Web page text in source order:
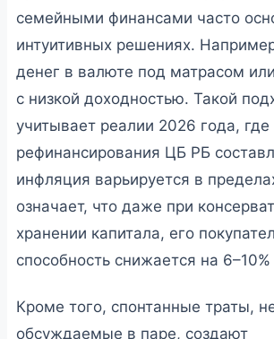
семейными финансами часто
интуитивных решениях.
денег в валюте под матрасом
с низкой доходностью. Такой
учитывает реалии 2026 года, где
рефинансирования ЦБ РБ
инфляция варьируется в
означает, что даже при
хранении капитала, его
способность снижается на
Кроме того, спонтанные траты,
обсуждаемые в паре, создают